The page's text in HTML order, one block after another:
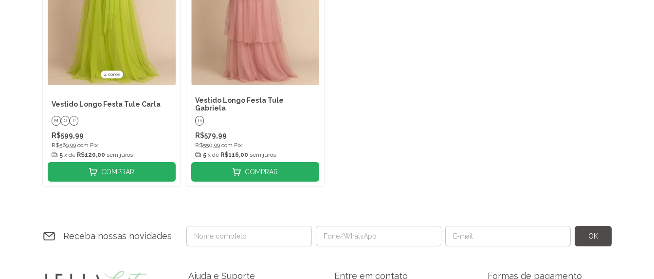
4 cores
Vestido Longo Festa Tule Carla
M G P
R$599,99
R$569,99 com Pix
5 x de R$120,00 sem juros
COMPRAR
Vestido Longo Festa Tule
Gabriela
G
R$579,99
R$550,99 com Pix
5 x de R$116,00 sem juros
COMPRAR
Receba nossas novidades
Ajuda e Suporte Entre em contato Formas de pagamento